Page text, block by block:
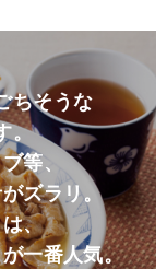
ちそうな
。
等、
ズラリ。
、
一番人気。